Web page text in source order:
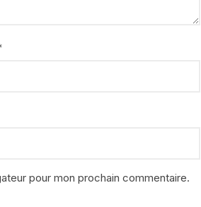
pour mon prochain commentaire.